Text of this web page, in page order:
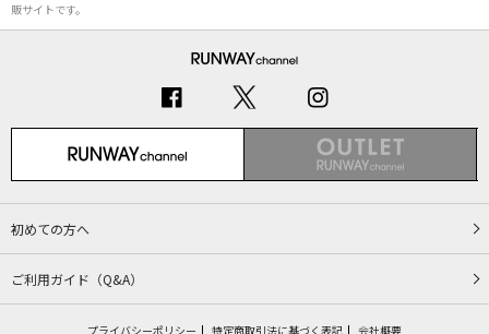
販サイトです。
初めての方へ
ご利用ガイド（Q&A）
プライバシーポリシー 特定商取引法に基づく表記 会社概要